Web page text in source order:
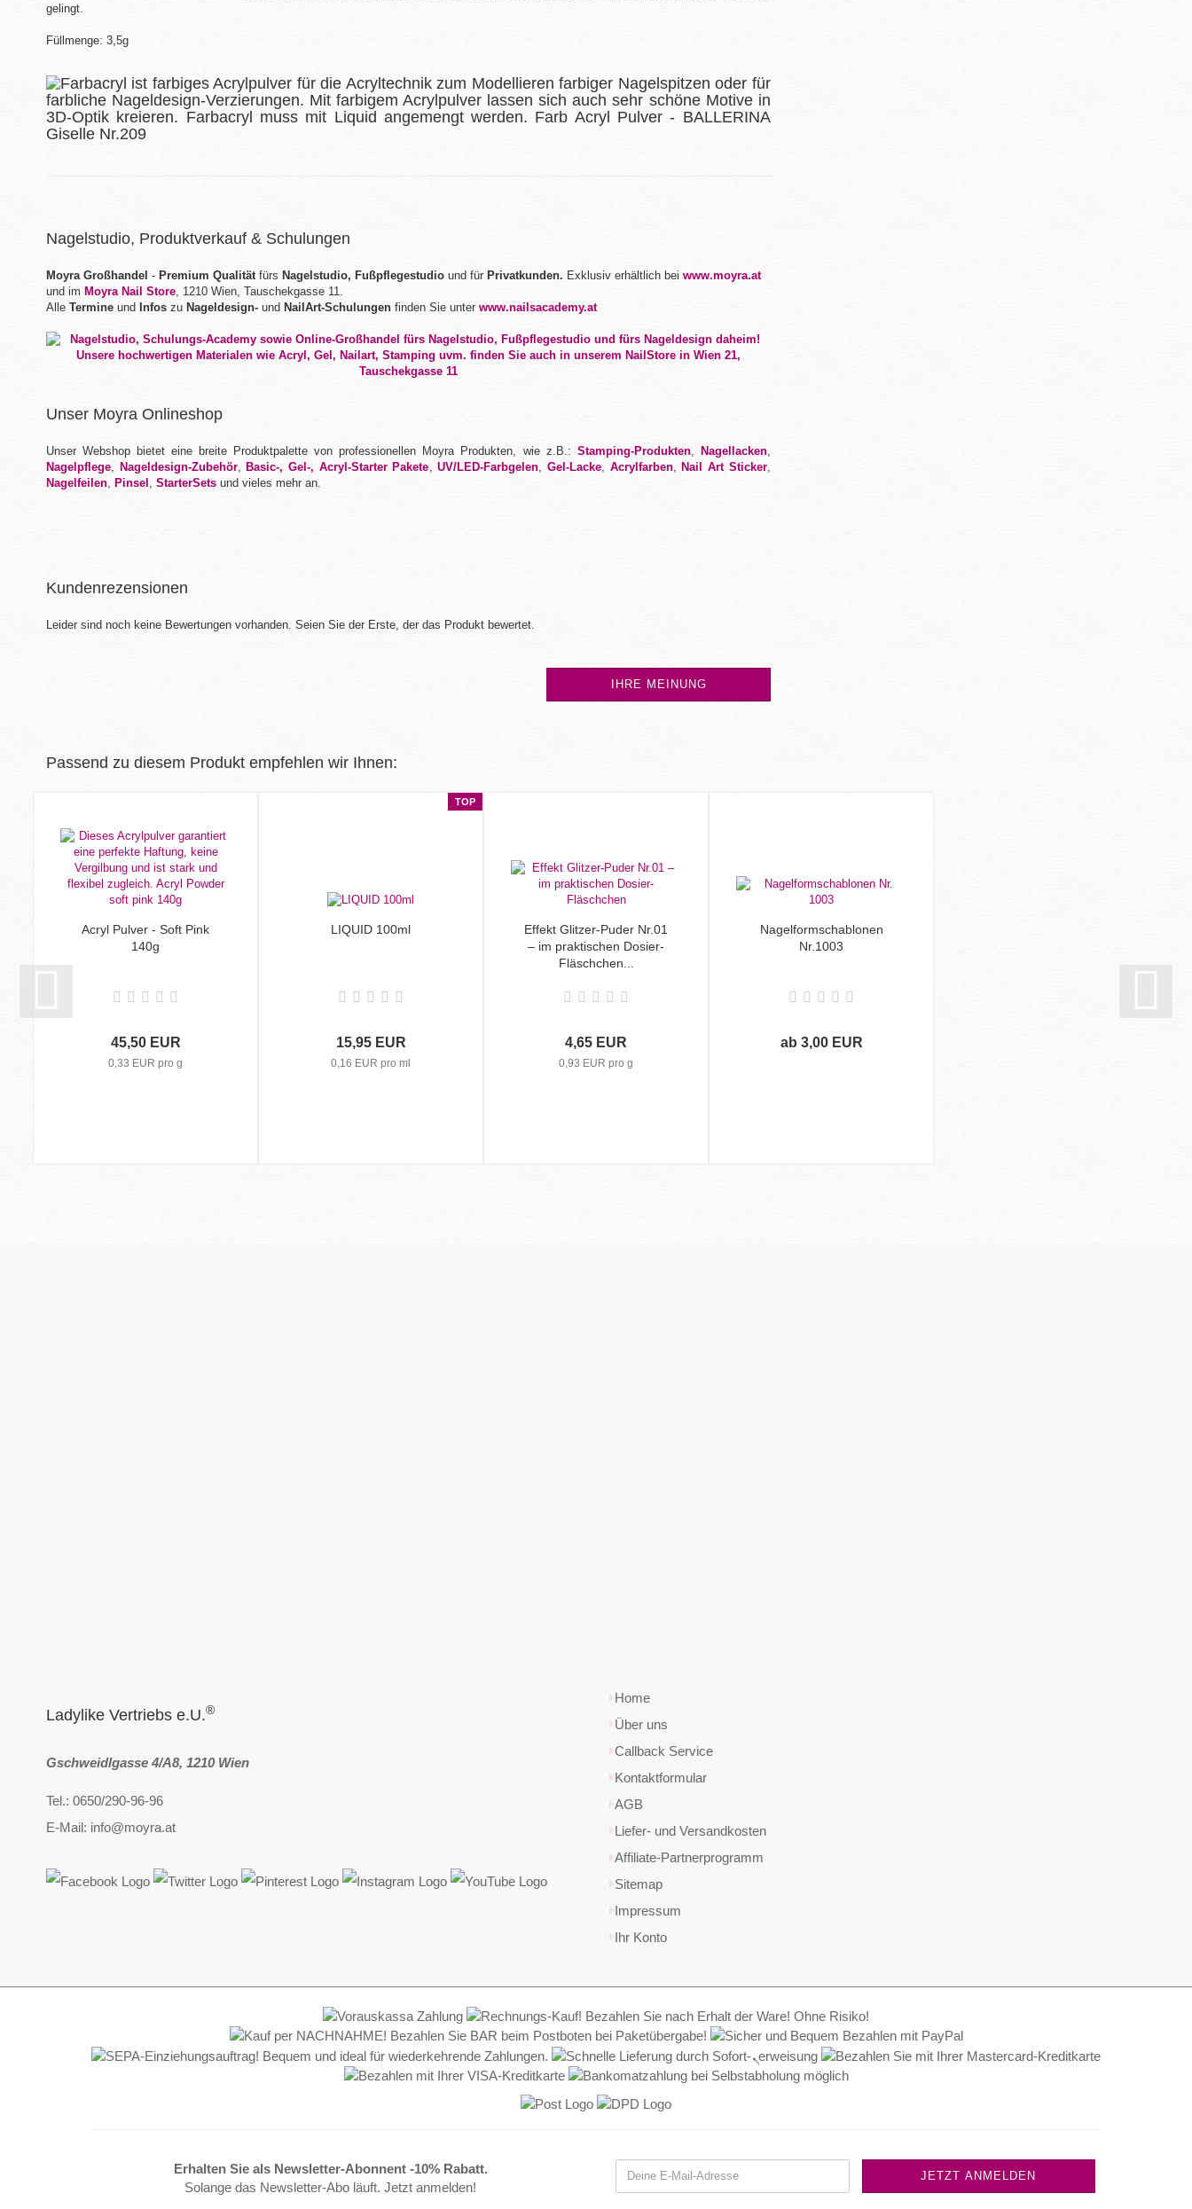
gelingt.
Füllmenge: 3,5g
Nagelstudio, Produktverkauf & Schulungen
Moyra Großhandel - Premium Qualität fürs Nagelstudio, Fußpflegestudio und für Privatkunden. Exklusiv erhältlich bei www.moyra.at
und im Moyra Nail Store, 1210 Wien, Tauschekgasse 11.
Alle Termine und Infos zu Nageldesign- und NailArt-Schulungen finden Sie unter www.nailsacademy.at
Unser Moyra Onlineshop
Unser Webshop bietet eine breite Produktpalette von professionellen Moyra Produkten, wie z.B.: Stamping-Produkten, Nagellacken,
Nagelpflege, Nageldesign-Zubehör, Basic-, Gel-, Acryl-Starter Pakete,UV/LED-Farbgelen, Gel-Lacke, Acrylfarben, Nail Art Sticker,
Nagelfeilen, Pinsel , StarterSets und vieles mehr an.
Kundenrezensionen
Leider sind noch keine Bewertungen vorhanden. Seien Sie der Erste, der das Produkt bewertet.
IHRE MEINUNG
Passend zu diesem Produkt empfehlen wir Ihnen:
Acryl Pulver - Soft Pink
140g
45,50 EUR
0,33 EUR pro g
TOP
LIQUID 100ml
15,95 EUR
0,16 EUR pro ml
Effekt Glitzer-Puder Nr.01
– im praktischen Dosier-
Fläschchen...
4,65 EUR
0,93 EUR pro g
Nagelformschablonen
Nr.1003
ab 3,00 EUR
Ladylike Vertriebs e.U.®
Gschweidlgasse 4/A8, 1210 Wien
Tel.: 0650/290-96-96
E-Mail: info@moyra.at
Home
Über uns
Callback Service
Kontaktformular
AGB
Liefer- und Versandkosten
Affiliate-Partnerprogramm
Sitemap
Impressum
Ihr Konto
Erhalten Sie als Newsletter-Abonnent -10% Rabatt.
Solange das Newsletter-Abo läuft. Jetzt anmelden!